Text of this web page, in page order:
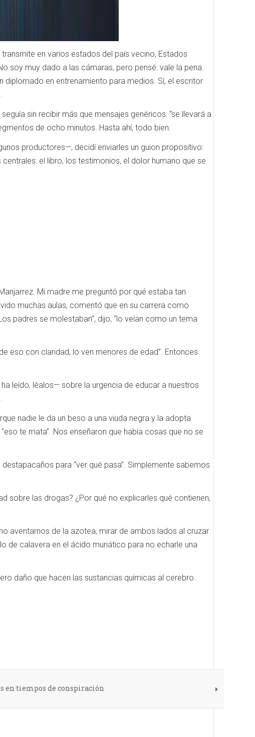
en varios estados del país vecino, Estados
soy muy dado a las cámaras, pero pensé: vale la pena.
diplomado en entrenamiento para medios. Sí, el escritor
sin recibir más que mensajes genéricos: “se llevará a
de ocho minutos. Hasta ahí, todo bien.
productores—, decidí enviarles un guion propositivo:
el libro, los testimonios, el dolor humano que se
Mi madre me preguntó por qué estaba tan
muchas aulas, comentó que en su carrera como
padres se molestaban”, dijo, “lo veían como un tema
eso con claridad, lo ven menores de edad”. Entonces
leído, léalos— sobre la urgencia de educar a nuestros
nadie le da un beso a una viuda negra y la adopta
te mata”. Nos enseñaron que había cosas que no se
para “ver qué pasa”. Simplemente sabemos
sobre las drogas? ¿Por qué no explicarles qué contienen,
aventarnos de la azotea, mirar de ambos lados al cruzar
de calavera en el ácido muriático para no echarle una
daño que hacen las sustancias químicas al cerebro.
en tiempos de conspiración